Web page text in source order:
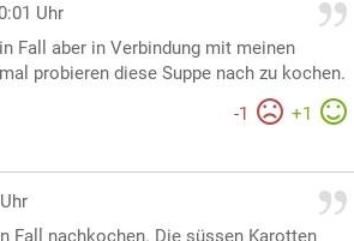
Uhr
Fall aber in Verbindung mit meinen
probieren diese Suppe nach zu kochen.
-1 +1
Fall nachkochen. Die süssen Karotten